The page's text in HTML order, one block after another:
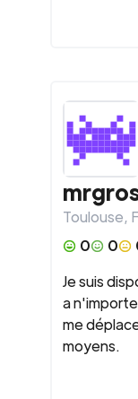
Toulouse,
0
0
Je suis
a
me
moyens.